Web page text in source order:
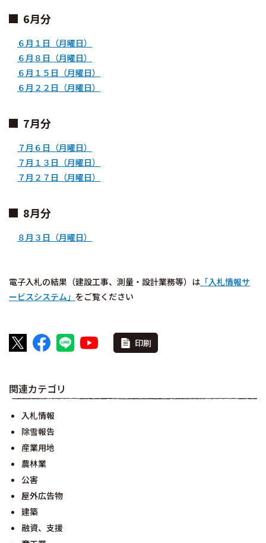
6月分
６月１日（月曜日）
６月８日（月曜日）
６月１５日（月曜日）
６月２２日（月曜日）
7月分
７月６日（月曜日）
７月１３日（月曜日）
７月２７日（月曜日）
8月分
８月３日（月曜日）
電子入札の結果（建設工事、測量・設計業務等）は 「入札情報サ
ービスシステム」 をご覧ください
印刷
関連カテゴリ
入札情報
除雪報告
産業用地
農林業
公害
屋外広告物
建築
融資、支援